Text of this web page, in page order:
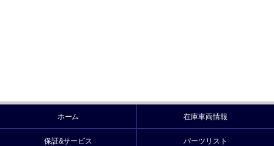
ホーム 在庫車両情報
保証&サービス パーツリスト